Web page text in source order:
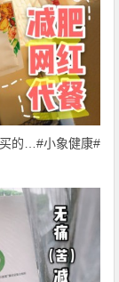
的…#小象健康#